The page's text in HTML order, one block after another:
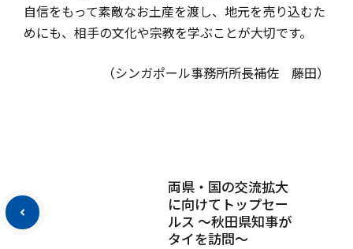
自信をもって素敵なお土産を渡し、地元を売り込むた
めにも、相手の文化や宗教を学ぶことが大切です。
（シンガポール事務所所長補佐 藤田）
両県・国の交流拡大
に向けてトップセー
ルス ～秋田県知事が
タイを訪問～